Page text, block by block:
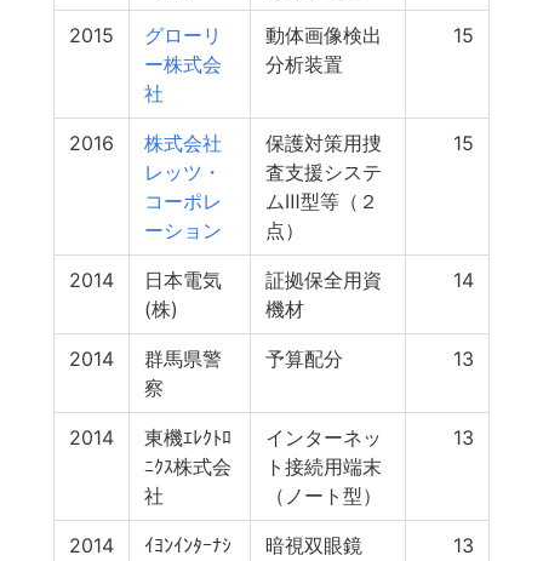
2015
グローリ
ー株式会
社
動体画像検出
分析装置
15
2016
株式会社
レッツ・
コーポレ
ーション
保護対策用捜
査支援システ
ムⅢ型等（２
点）
15
2014
日本電気
(株)
証拠保全用資
機材
14
2014
群馬県警
察
予算配分 13
2014
東機ｴﾚｸﾄﾛ
ﾆｸｽ株式会
社
インターネッ
ト接続用端末
（ノート型）
13
2014
ｲﾖﾝｲﾝﾀｰﾅｼ
暗視双眼鏡 13